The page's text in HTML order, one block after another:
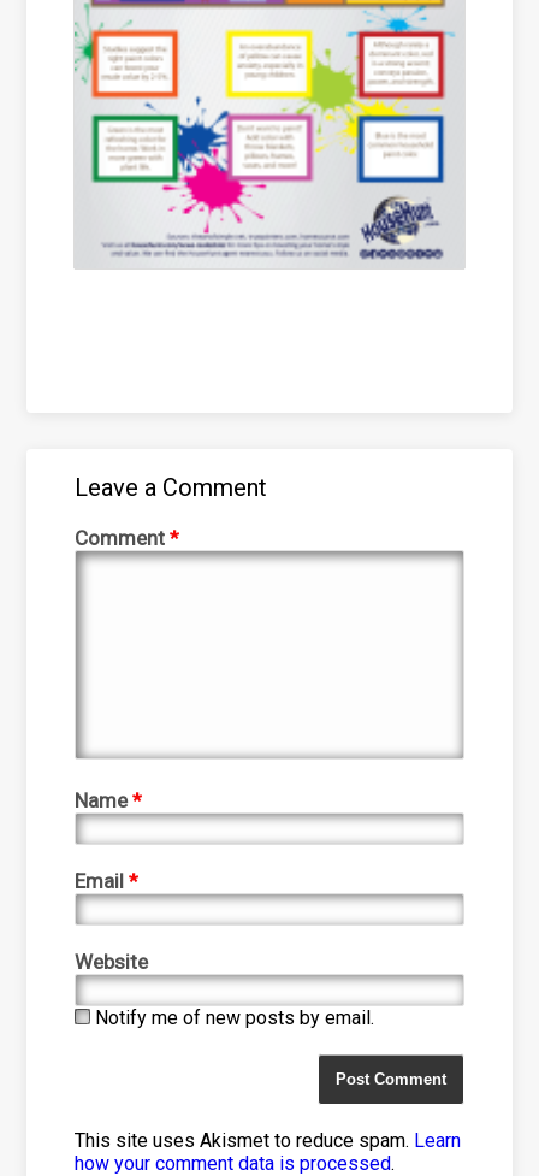
Leave a Comment
Comment*
Name*
Email*
Website
Notify me of new posts by email.
This site uses Akismet to reduce spam. Learn
how your comment data is processed.